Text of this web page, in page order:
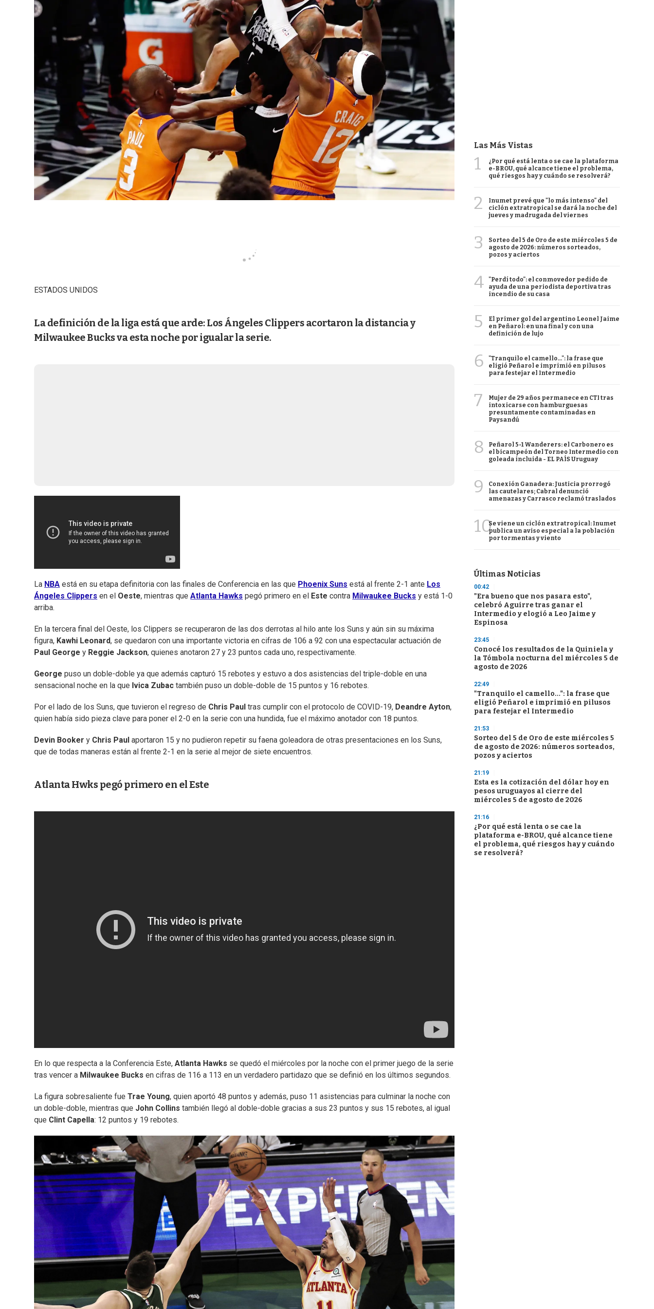
ESTADOS UNIDOS
La definición de la liga está que arde: Los Ángeles Clippers acortaron la distancia y
Milwaukee Bucks va esta noche por igualar la serie.
La NBA está en su etapa definitoria con las finales de Conferencia en las que Phoenix Suns está al frente 2-1 ante Los
Ángeles Clippers en el Oeste, mientras que Atlanta Hawks pegó primero en el Este contra Milwaukee Bucks y está 1-0
arriba.
En la tercera final del Oeste, los Clippers se recuperaron de las dos derrotas al hilo ante los Suns y aún sin su máxima
figura, Kawhi Leonard, se quedaron con una importante victoria en cifras de 106 a 92 con una espectacular actuación de
Paul George y Reggie Jackson, quienes anotaron 27 y 23 puntos cada uno, respectivamente.
George puso un doble-doble ya que además capturó 15 rebotes y estuvo a dos asistencias del triple-doble en una
sensacional noche en la que Ivica Zubac también puso un doble-doble de 15 puntos y 16 rebotes.
Por el lado de los Suns, que tuvieron el regreso de Chris Paul tras cumplir con el protocolo de COVID-19, Deandre Ayton,
quien había sido pieza clave para poner el 2-0 en la serie con una hundida, fue el máximo anotador con 18 puntos.
Devin Booker y Chris Paul aportaron 15 y no pudieron repetir su faena goleadora de otras presentaciones en los Suns,
que de todas maneras están al frente 2-1 en la serie al mejor de siete encuentros.
Atlanta Hwks pegó primero en el Este
En lo que respecta a la Conferencia Este, Atlanta Hawks se quedó el miércoles por la noche con el primer juego de la serie
tras vencer a Milwaukee Bucks en cifras de 116 a 113 en un verdadero partidazo que se definió en los últimos segundos.
La figura sobresaliente fue Trae Young, quien aportó 48 puntos y además, puso 11 asistencias para culminar la noche con
un doble-doble, mientras que John Collins también llegó al doble-doble gracias a sus 23 puntos y sus 15 rebotes, al igual
que Clint Capella: 12 puntos y 19 rebotes.
Las Más Vistas
1
¿Por qué está lenta o se cae la plataforma
e-BROU, qué alcance tiene el problema,
qué riesgos hay y cuándo se resolverá?
2
Inumet prevé que "lo más intenso" del
ciclón extratropical se dará la noche del
jueves y madrugada del viernes
3
Sorteo del 5 de Oro de este miércoles 5 de
agosto de 2026: números sorteados,
pozos y aciertos
4
"Perdí todo": el conmovedor pedido de
ayuda de una periodista deportiva tras
incendio de su casa
5
El primer gol del argentino Leonel Jaime
en Peñarol: en una final y con una
definición de lujo
6
"Tranquilo el camello...": la frase que
eligió Peñarol e imprimió en pilusos
para festejar el Intermedio
7
Mujer de 29 años permanece en CTI tras
intoxicarse con hamburguesas
presuntamente contaminadas en
Paysandú
8
Peñarol 5-1 Wanderers: el Carbonero es
el bicampeón del Torneo Intermedio con
goleada incluida - EL PAÍS Uruguay
9
Conexión Ganadera: Justicia prorrogó
las cautelares; Cabral denunció
amenazas y Carrasco reclamó traslados
10Se viene un ciclón extratropical: Inumet
publica un aviso especial a la población
por tormentas y viento
Últimas Noticias
00:42
"Era bueno que nos pasara esto",
celebró Aguirre tras ganar el
Intermedio y elogió a Leo Jaime y
Espinosa
23:45
Conocé los resultados de la Quiniela y
la Tómbola nocturna del miércoles 5 de
agosto de 2026
22:49
"Tranquilo el camello...": la frase que
eligió Peñarol e imprimió en pilusos
para festejar el Intermedio
21:53
Sorteo del 5 de Oro de este miércoles 5
de agosto de 2026: números sorteados,
pozos y aciertos
21:19
Esta es la cotización del dólar hoy en
pesos uruguayos al cierre del
miércoles 5 de agosto de 2026
21:16
¿Por qué está lenta o se cae la
plataforma e-BROU, qué alcance tiene
el problema, qué riesgos hay y cuándo
se resolverá?